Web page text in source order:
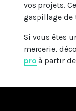
vos projets.
gaspillage de
Si vous êtes
mercerie,
pro à partir